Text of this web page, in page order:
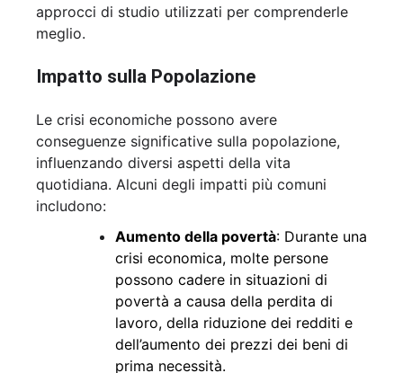
approcci di studio utilizzati per comprenderle
meglio.
Impatto sulla Popolazione
Le crisi economiche possono avere
conseguenze significative sulla popolazione,
influenzando diversi aspetti della vita
quotidiana. Alcuni degli impatti più comuni
includono:
Aumento della povertà: Durante una
crisi economica, molte persone
possono cadere in situazioni di
povertà a causa della perdita di
lavoro, della riduzione dei redditi e
dell’aumento dei prezzi dei beni di
prima necessità.